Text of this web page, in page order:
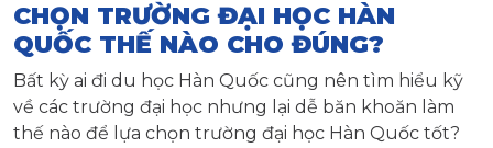
CHỌN TRƯỜNG ĐẠI HỌC HÀN
QUỐC THẾ NÀO CHO ĐÚNG?
Bất kỳ ai đi du học Hàn Quốc cũng nên tìm hiểu kỹ
về các trường đại học nhưng lại dễ băn khoăn làm
thế nào để lựa chọn trường đại học Hàn Quốc tốt?